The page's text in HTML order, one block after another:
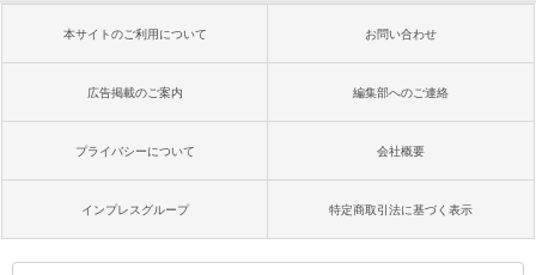
本サイトのご利用について お問い合わせ
広告掲載のご案内 編集部へのご連絡
プライバシーについて 会社概要
インプレスグループ 特定商取引法に基づく表示